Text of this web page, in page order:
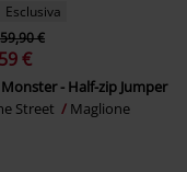
Esclusiva
59,90 €
€
- Half-zip Jumper
Street
Maglione